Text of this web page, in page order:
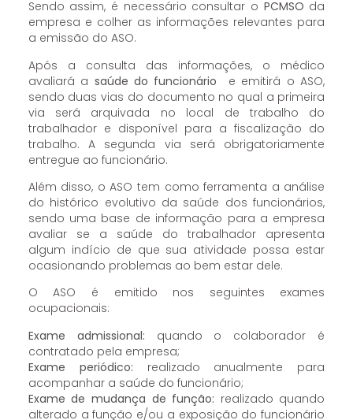
Sendo assim, é necessário consultar o PCMSO da
empresa e colher as informações relevantes para
a emissão do ASO.
Após a consulta das informações, o médico
avaliará a saúde do funcionário
e emitirá o ASO,
sendo duas vias do documento no qual a primeira
via será arquivada no local de trabalho do
trabalhador e disponível para a fiscalização do
trabalho. A segunda via será obrigatoriamente
entregue ao funcionário.
Além disso, o ASO tem como ferramenta a análise
do histórico evolutivo da saúde dos funcionários,
sendo uma base de informação para a empresa
avaliar se a saúde do trabalhador apresenta
algum indício de que sua atividade possa estar
ocasionando problemas ao bem estar dele.
O ASO é emitido nos seguintes exames
ocupacionais:
Exame admissional: quando o colaborador é
contratado pela empresa;
Exame periódico: realizado anualmente para
acompanhar a saúde do funcionário;
Exame de mudança de função: realizado quando
alterado a função e/ou a exposição do funcionário